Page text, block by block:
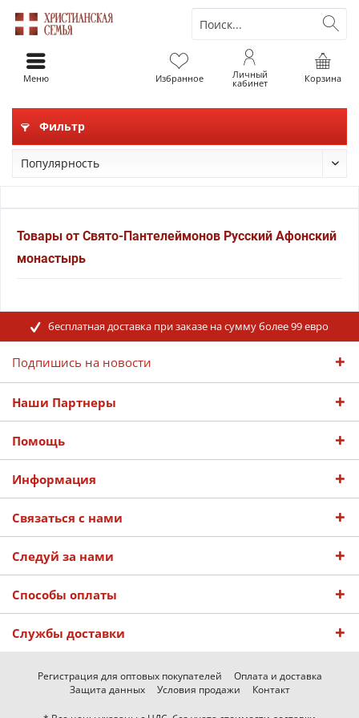
Корзина
Избранное Личный
кабинет
Меню
Фильтр
Товары от Свято-Пантелеймонов Русский Афонский
монастырь
бесплатная доставка при заказе на сумму более 99 евро
Подпишись на новости
Наши Партнеры
Помощь
Информация
Связаться с нами
Следуй за нами
Способы оплаты
Службы доставки
Регистрация для оптовых покупателей
Оплата и доставка
Защита данных
Условия продажи Контакт